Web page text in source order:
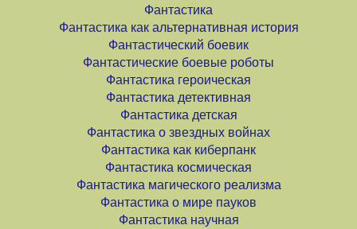
Фантастика
Фантастика как альтернативная история
Фантастический боевик
Фантастические боевые роботы
Фантастика героическая
Фантастика детективная
Фантастика детская
Фантастика о звездных войнах
Фантастика как киберпанк
Фантастика космическая
Фантастика магического реализма
Фантастика о мире пауков
Фантастика научная